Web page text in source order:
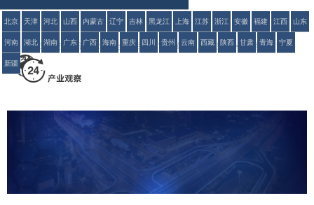
北京 天津 河北 山西 内蒙古 辽宁 吉林 黑龙江 上海 江苏 浙江 安徽 福建 江西 山东
河南 湖北 湖南 广东 广西 海南 重庆 四川 贵州 云南 西藏 陕西 甘肃 青海 宁夏
新疆
四海资讯全讯新2-002全讯白菜官方网站 > 产业观察 > 各地政策文件